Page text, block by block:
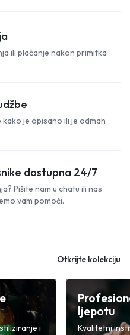
ili plaćanje nakon primitka
kako je opisano ili je odmah
dostupna 24/7
Pišite nam u chatu ili nas
vam pomoći.
Otkrijte kolekciju
i
ljepotu
Kvalitetni